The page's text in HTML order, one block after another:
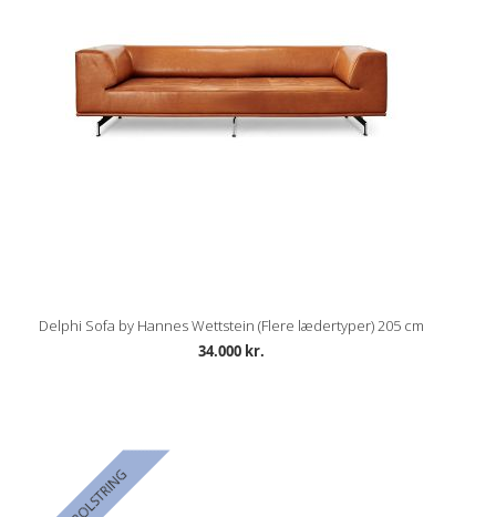
Delphi Sofa by Hannes Wettstein (Flere lædertyper) 205 cm
34.000 kr.
POLSTRING